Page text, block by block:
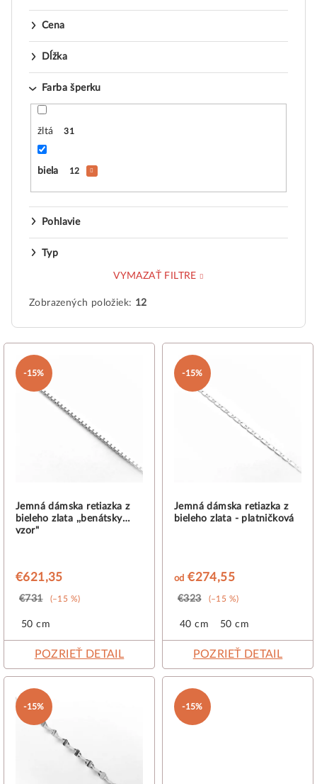
Cena
Dĺžka
Farba šperku
žltá 31
biela 12
Pohlavie
Typ
VYMAZAŤ FILTRE
Zobrazených položiek: 12
V
-15%
Jemná dámska retiazka z
bieleho zlata ,,benátsky
vzor"
€621,35
€731 (–15 %)
50 cm
POZRIEŤ DETAIL
-15%
Jemná dámska retiazka z
bieleho zlata - platničková
od €274,55
€323 (–15 %)
40 cm 50 cm
POZRIEŤ DETAIL
-15% -15%